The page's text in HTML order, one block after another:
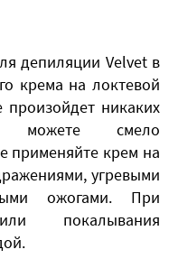
депиляции Velvet в
крема на локтевой
произойдет никаких
можете смело
применяйте крем на
угревыми
ожогами. При
покалывания